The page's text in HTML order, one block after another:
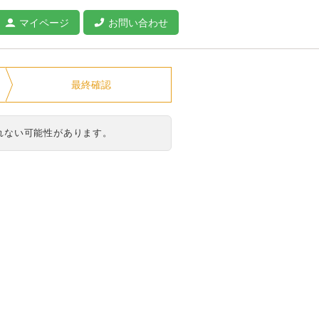
マイページ お問い合わせ
最終確認
い可能性があります。